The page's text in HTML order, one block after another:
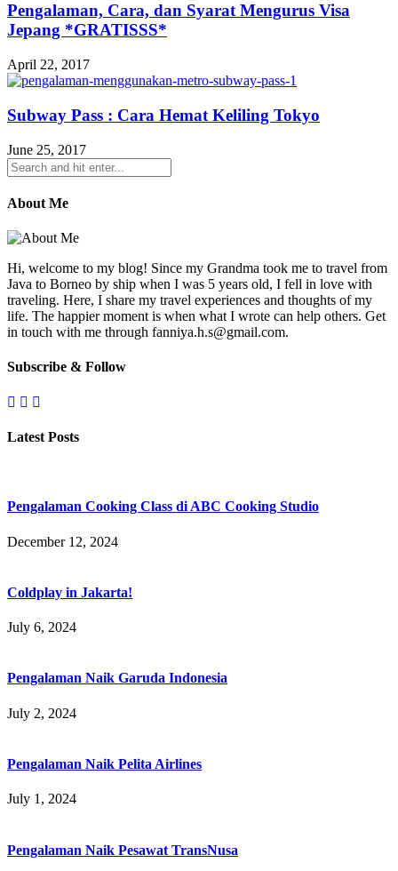
Pengalaman, Cara, dan Syarat Mengurus Visa
Jepang *GRATISSS*
April 22, 2017
Subway Pass : Cara Hemat Keliling Tokyo
June 25, 2017
About Me
Hi, welcome to my blog! Since my Grandma took me to travel from
Java to Borneo by ship when I was 5 years old, I fell in love with
traveling. Here, I share my travel experiences and thoughts of my
life. The happier moment is when what I wrote can help others. Get
in touch with me through fanniya.h.s@gmail.com.
Subscribe & Follow
Latest Posts
Pengalaman Cooking Class di ABC Cooking Studio
December 12, 2024
Coldplay in Jakarta!
July 6, 2024
Pengalaman Naik Garuda Indonesia
July 2, 2024
Pengalaman Naik Pelita Airlines
July 1, 2024
Pengalaman Naik Pesawat TransNusa